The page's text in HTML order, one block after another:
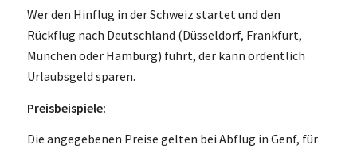
Wer den Hinflug in der Schweiz startet und den
Rückflug nach Deutschland (Düsseldorf, Frankfurt,
München oder Hamburg) führt, der kann ordentlich
Urlaubsgeld sparen.
Preisbeispiele:
Die angegebenen Preise gelten bei Abflug in Genf, für